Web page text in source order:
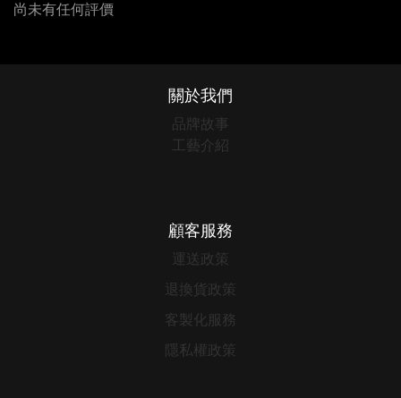
尚未有任何評價
關於我們
品牌故事
工藝介紹
顧客服務
運送政策
退換貨政策
客製化服務
隱私權政策